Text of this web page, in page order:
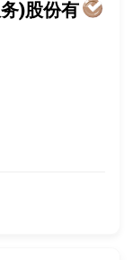
)股份有